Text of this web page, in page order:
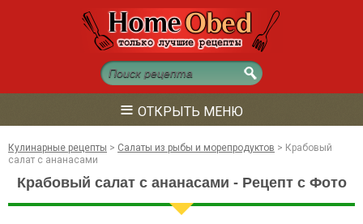
≡ ОТКРЫТЬ МЕНЮ
Кулинарные рецепты > Салаты из рыбы и морепродуктов > Крабовый
салат с ананасами
Крабовый салат с ананасами - Рецепт с Фото